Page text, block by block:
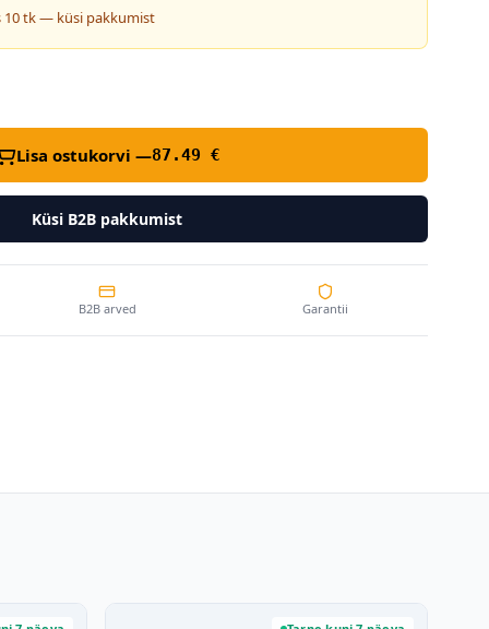
10 tk — küsi pakkumist
Lisa ostukorvi —87.49 €
Küsi B2B pakkumist
B2B arved Garantii